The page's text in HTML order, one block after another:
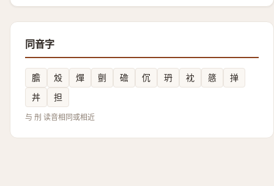
同音字
膽 㱽 燀 㔊 䃫 伔 玬 衴 䉞
掸
丼
担
与 刐 读音相同或相近